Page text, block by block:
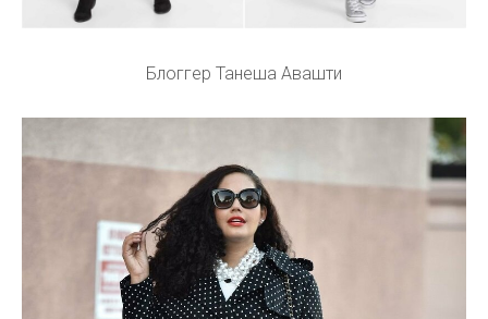
Блоггер Танеша Авашти